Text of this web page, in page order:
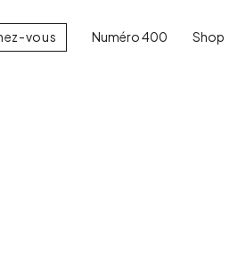
vous Numéro 400 Shop